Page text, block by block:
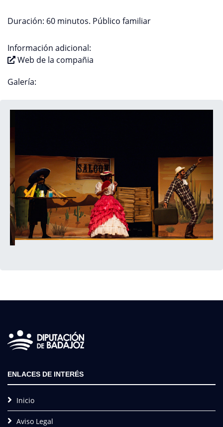
Duración: 60 minutos. Público familiar
Información adicional:
Web de la compañia
Galería:
ENLACES DE INTERÉS
Inicio
Aviso Legal